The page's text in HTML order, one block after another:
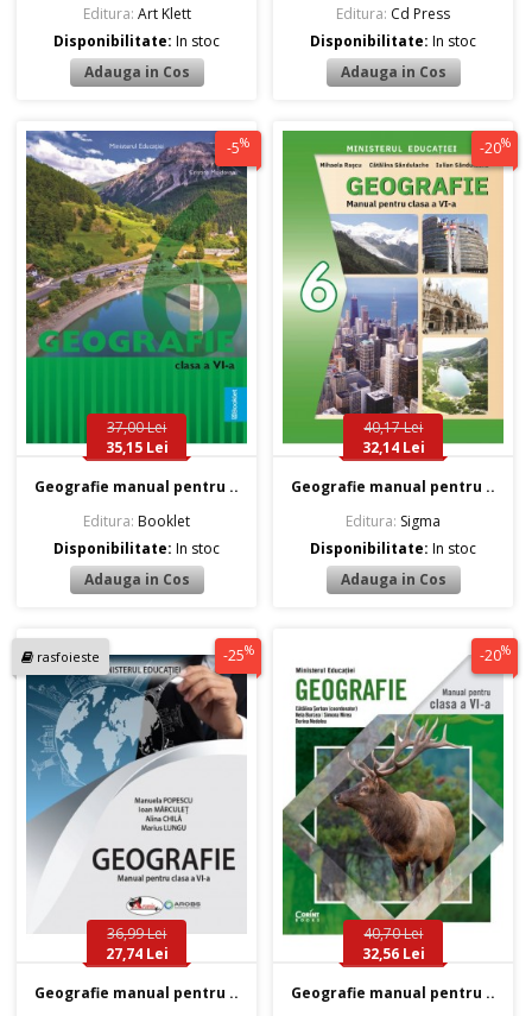
Editura: Art Klett
Disponibilitate:In stoc
Editura: Cd Press
Disponibilitate:In stoc
-5%
37,00 Lei
35,15 Lei
Geografie manual pentru ..
Editura: Booklet
Disponibilitate:In stoc
-20%
40,17 Lei
32,14 Lei
Geografie manual pentru ..
Editura: Sigma
Disponibilitate:In stoc
rasfoieste -25%
36,99 Lei
27,74 Lei
Geografie manual pentru ..
-20%
40,70 Lei
32,56 Lei
Geografie manual pentru ..